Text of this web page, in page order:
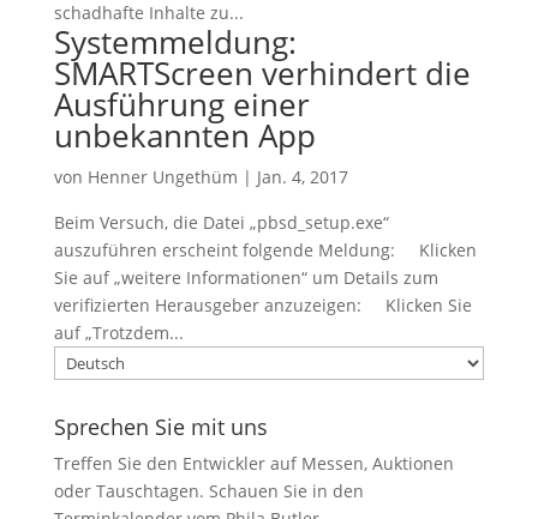
schadhafte Inhalte zu...
Systemmeldung:
SMARTScreen verhindert die
Ausführung einer
unbekannten App
von Henner Ungethüm | Jan. 4, 2017
Beim Versuch, die Datei „pbsd_setup.exe“
auszuführen erscheint folgende Meldung: Klicken
Sie auf „weitere Informationen“ um Details zum
verifizierten Herausgeber anzuzeigen: Klicken Sie
auf „Trotzdem...
Sprache
auswählen
Sprechen Sie mit uns
Treffen Sie den Entwickler auf Messen, Auktionen
oder Tauschtagen. Schauen Sie in den